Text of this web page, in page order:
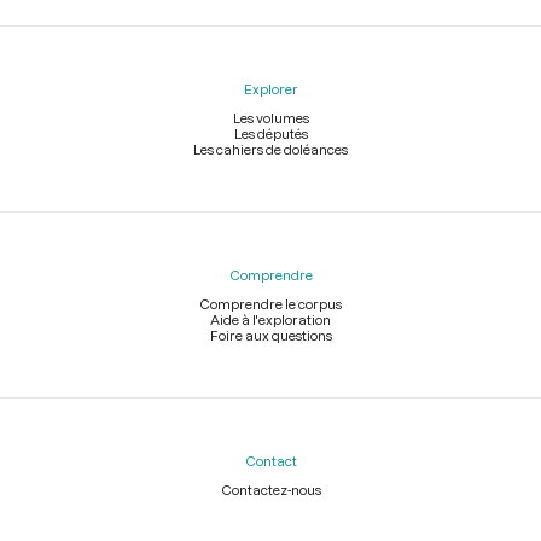
Explorer
Les volumes
Les députés
Les cahiers de doléances
Comprendre
Comprendre le corpus
Aide à l'exploration
Foire aux questions
Contact
Contactez-nous